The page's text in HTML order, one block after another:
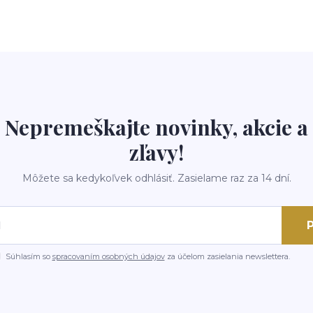
Nepremeškajte novinky, akcie a
zľavy!
Môžete sa kedykoľvek odhlásiť. Zasielame raz za 14 dní.
Súhlasím so spracovaním osobných údajovza účelom zasielania newslettera.